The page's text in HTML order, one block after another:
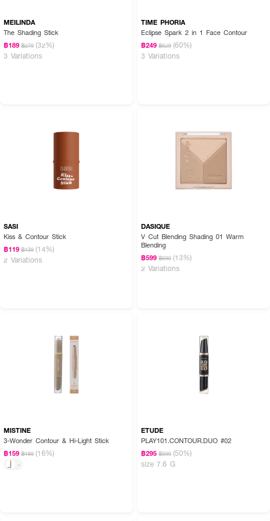
MEILINDA
The Shading Stick
฿189 ฿279 (32%)
3 Variations
TIME PHORIA
Eclipse Spark 2 in 1 Face Contour
฿249 ฿629 (60%)
3 Variations
SASI
Kiss & Contour Stick
฿119 ฿139 (14%)
2 Variations
DASIQUE
V Cut Blending Shading 01 Warm
Blending
฿599 ฿690 (13%)
2 Variations
MISTINE
3-Wonder Contour & Hi-Light Stick
฿159 ฿189 (16%)
-
ETUDE
PLAY101.CONTOUR.DUO #02
฿295 ฿590 (50%)
size 7.6 G